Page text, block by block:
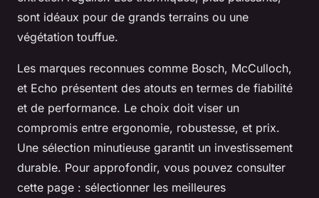
sont idéaux pour de grands terrains ou une
végétation touffue.
Les marques reconnues comme Bosch, McCulloch,
et Echo présentent des atouts en termes de fiabilité
et de performance. Le choix doit viser un
compromis entre ergonomie, robustesse, et prix.
Une sélection minutieuse garantit un investissement
durable. Pour approfondir, vous pouvez consulter
cette page : sélectionner les meilleures